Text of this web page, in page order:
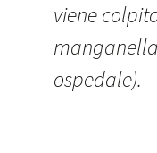
viene
ospedale).